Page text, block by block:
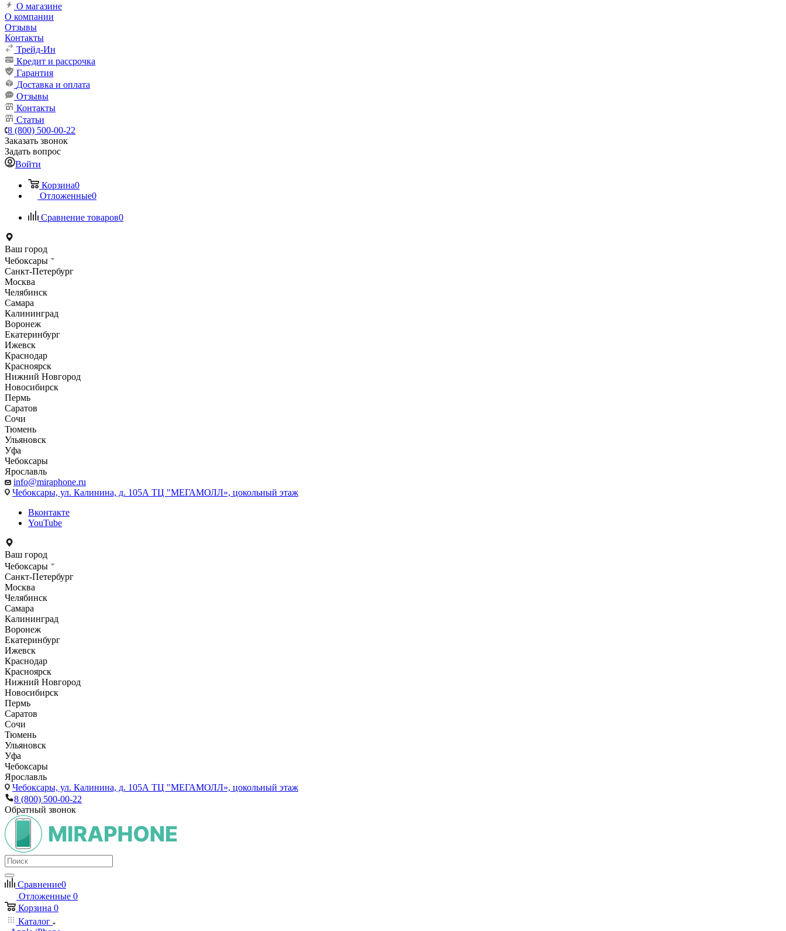
О магазине
О компании
Отзывы
Контакты
Трейд-Ин
Кредит и рассрочка
Гарантия
Доставка и оплата
Отзывы
Контакты
Статьи
8 (800) 500-00-22
Заказать звонок
Задать вопрос
Войти
Корзина0
Отложенные0
Сравнение товаров0
Ваш город
Чебоксары
Санкт-Петербург
Москва
Челябинск
Самара
Калининград
Воронеж
Екатеринбург
Ижевск
Краснодар
Красноярск
Нижний Новгород
Новосибирск
Пермь
Саратов
Сочи
Тюмень
Ульяновск
Уфа
Чебоксары
Ярославль
info@miraphone.ru
Чебоксары, ул. Калинина, д. 105А ТЦ "МЕГАМОЛЛ», цокольный этаж
Вконтакте
YouTube
Ваш город
Чебоксары
Санкт-Петербург
Москва
Челябинск
Самара
Калининград
Воронеж
Екатеринбург
Ижевск
Краснодар
Красноярск
Нижний Новгород
Новосибирск
Пермь
Саратов
Сочи
Тюмень
Ульяновск
Уфа
Чебоксары
Ярославль
Чебоксары, ул. Калинина, д. 105А ТЦ "МЕГАМОЛЛ», цокольный этаж
8 (800) 500-00-22
Обратный звонок
Сравнение0
Отложенные 0
Корзина 0
Каталог